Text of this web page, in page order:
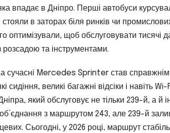
впадає в Дніпро. Перші автобуси
в заторах біля ринків чи
оптимізували, щоб обслуговувати тисячі
розсадою та інструментами.
сучасні Mercedes Sprinter став справжнім
сидіння, великі багажні відсіки і навіть
який обслуговує не тільки 239-й, а й
з маршрутом 243, але 239-й
Сьогодні, у 2026 році, маршрут